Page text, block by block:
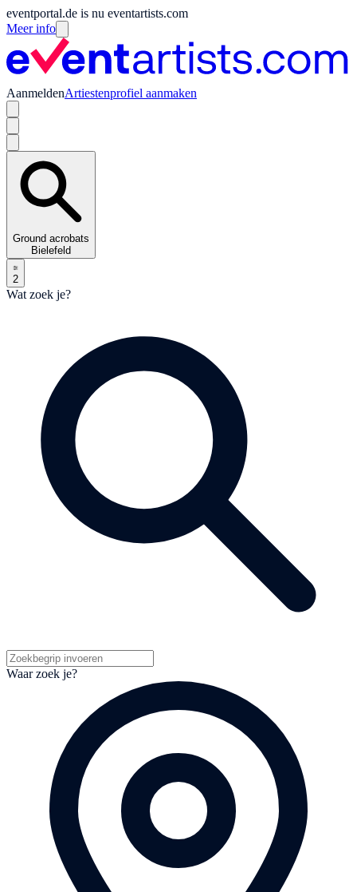
eventportal.de is nu eventartists.com
Meer info
AanmeldenArtiestenprofiel aanmaken
Ground acrobats
Bielefeld
2
Wat zoek je?
Waar zoek je?